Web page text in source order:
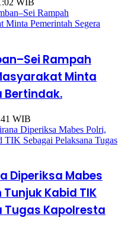
WIB
Rampah
Minta
Bertindak.
WIB
Diperiksa Mabes
Kabid TIK
Tugas Kapolresta